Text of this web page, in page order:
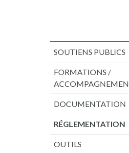
SOUTIENS PUBLICS
FORMATIONS /
DOCUMENTATION
RÉGLEMENTATION
OUTILS